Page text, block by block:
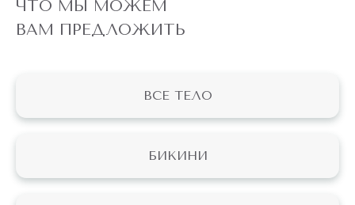
ЧТО МЫ МОЖЕМ
ВАМ ПРЕДЛОЖИТЬ
ВСЕ ТЕЛО
БИКИНИ